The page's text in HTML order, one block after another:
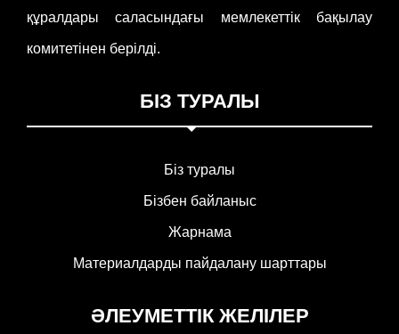
құралдары саласындағы мемлекеттік бақылау
комитетінен берілді.
БІЗ ТУРАЛЫ
Біз туралы
Бізбен байланыс
Жарнама
Материалдарды пайдалану шарттары
ӘЛЕУМЕТТІК ЖЕЛІЛЕР